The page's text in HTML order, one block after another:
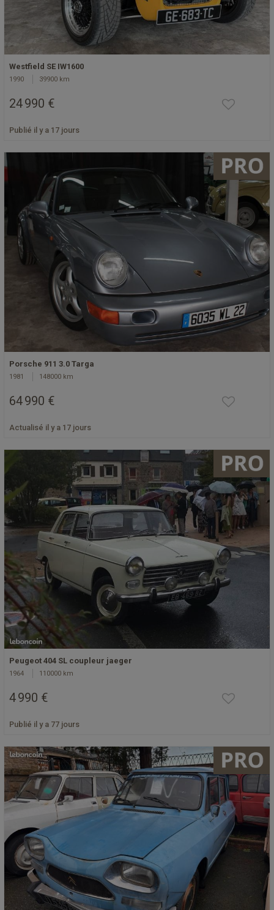
Westfield SE IW1600
1990 39900 km
24 990 €
Publié il y a 17 jours
Porsche 911 3.0 Targa
1981 148000 km
64 990 €
Actualisé il y a 17 jours
Peugeot 404 SL coupleur jaeger
1964 110000 km
4 990 €
Publié il y a 77 jours